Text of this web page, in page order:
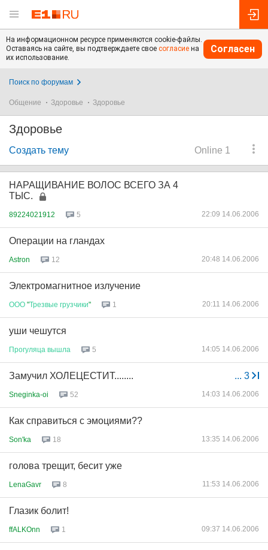
На информационном ресурсе применяются cookie-файлы.
Оставаясь на сайте, вы подтверждаете свое согласие на
их использование.
Согласен
Поиск по форумам
Общение Здоровье Здоровье
Здоровье
Online 1
Создать тему
НАРАЩИВАНИЕ ВОЛОС ВСЕГО ЗА 4
ТЫС.
89224021912 5 22:09 14.06.2006
Операции на гландах
Astron 12 20:48 14.06.2006
Электромагнитное излучение
ООО "Трезвые грузчики" 1 20:11 14.06.2006
уши чешутся
Прогуляца вышла 5 14:05 14.06.2006
... 3
Замучил ХОЛЕЦЕСТИТ........
Sneginka-oi 52 14:03 14.06.2006
Как справиться с эмоциями??
Son'ka 18 13:35 14.06.2006
голова трещит, бесит уже
LenaGavr 8 11:53 14.06.2006
Глазик болит!
ffALKOnn 1 09:37 14.06.2006